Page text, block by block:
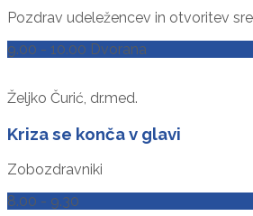
Pozdrav udeležencev in otvoritev
9.00 - 10.00 Dvorana
Željko Čurić, dr.med.
Kriza se konča v glavi
Zobozdravniki
8.00 - 9.30